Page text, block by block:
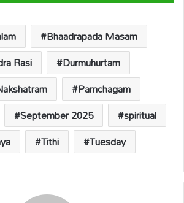
Li
n
k
d
s
Bhaadrapada Masam
Rasi
Durmuhurtam
Pamchagam
September 2025
spiritual
Tithi Tuesday